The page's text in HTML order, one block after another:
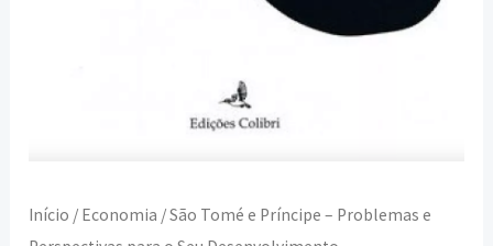
Início / Economia / São Tomé e Príncipe – Problemas e